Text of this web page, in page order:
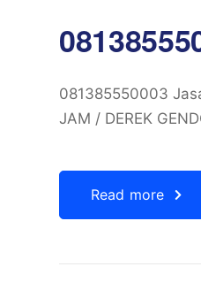
081385550003
JAM / DEREK
Read more